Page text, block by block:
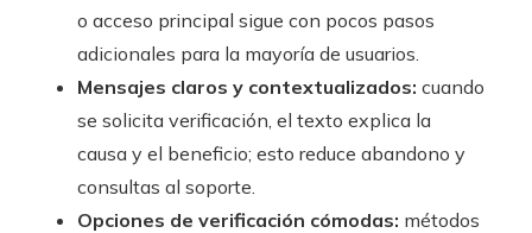
o acceso principal sigue con pocos pasos
adicionales para la mayoría de usuarios.
Mensajes claros y contextualizados: cuando
se solicita verificación, el texto explica la
causa y el beneficio; esto reduce abandono y
consultas al soporte.
Opciones de verificación cómodas: métodos